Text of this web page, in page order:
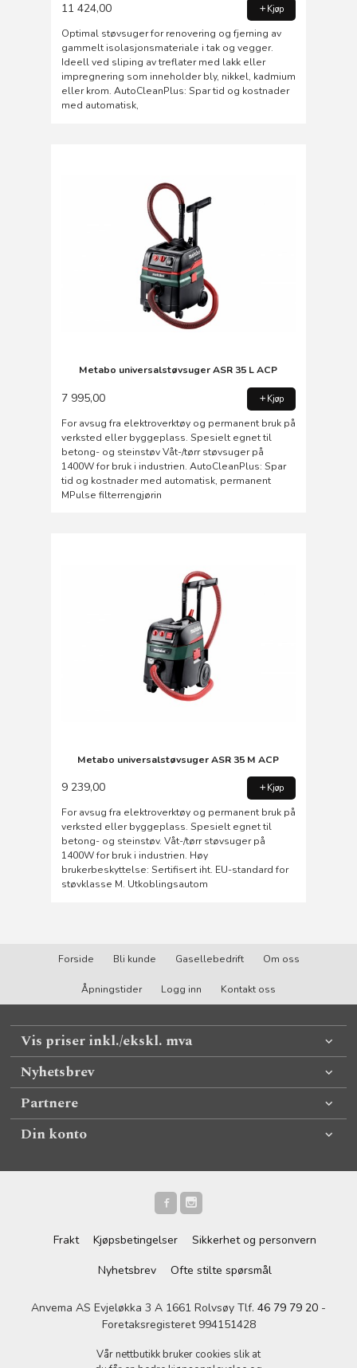
11 424,00 Kjøp
Optimal støvsuger for renovering og fjerning av
gammelt isolasjonsmateriale i tak og vegger.
Ideell ved sliping av treflater med lakk eller
impregnering som inneholder bly, nikkel, kadmium
eller krom. AutoCleanPlus: Spar tid og kostnader
med automatisk,
Metabo universalstøvsuger ASR 35 L ACP
7 995,00 Kjøp
For avsug fra elektroverktøy og permanent bruk på
verksted eller byggeplass. Spesielt egnet til
betong- og steinstøv Våt-/tørr støvsuger på
1400W for bruk i industrien. AutoCleanPlus: Spar
tid og kostnader med automatisk, permanent
MPulse filterrengjørin
Metabo universalstøvsuger ASR 35 M ACP
9 239,00 Kjøp
For avsug fra elektroverktøy og permanent bruk på
verksted eller byggeplass. Spesielt egnet til
betong- og steinstøv. Våt-/tørr støvsuger på
1400W for bruk i industrien. Høy
brukerbeskyttelse: Sertifisert iht. EU-standard for
støvklasse M. Utkoblingsautom
Forside Bli kunde Gasellebedrift Om oss
Åpningstider Logg inn Kontakt oss
Vis priser inkl./ekskl. mva
Nyhetsbrev
Partnere
Din konto
Frakt Kjøpsbetingelser
Sikkerhet og personvern
Nyhetsbrev
Ofte stilte spørsmål
Anvema AS Evjeløkka 3 A 1661 Rolvsøy Tlf. 46 79 79 20 -
Foretaksregisteret 994151428
Vår nettbutikk bruker cookies slik at